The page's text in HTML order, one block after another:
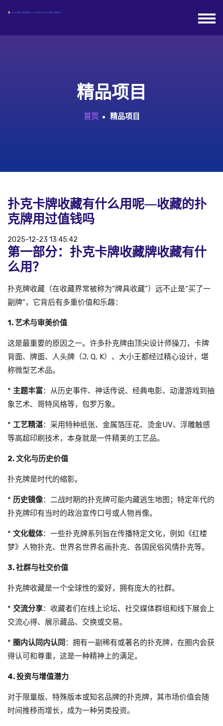
精品项目
首页 精品项目
扑克卡牌收藏有什么用呢—收藏的扑
克牌用过值钱吗
2025-12-23 13:45:42
第一部分：扑克卡牌收藏牌收藏有什
么用？
扑克牌收藏（在收藏界常被称为“牌具收藏”）远不止是“买了一
副牌”，它背后有多重价值和乐趣：
1. 艺术与审美价值
这是最重要的原因之一。许多扑克牌由顶尖设计师操刀，卡牌
背面、牌面、人头牌（J, Q, K）、大小王都经过精心设计，堪
称微型艺术品。
* 主题丰富：从历史事件、神话传说、经典电影、动漫游戏到抽
象艺术、哥特风格等，包罗万象。
* 工艺精湛：采用特种纸张、金属箔压花、烫金UV、浮雕触感
等高超印刷技术，本身就是一件精美的工艺品。
2. 文化与历史价值
扑克牌是时代的缩影。
* 历史镜像：二战时期的扑克牌可能内藏逃生地图；特定年代的
扑克牌印有当时的政治宣传口号或人物肖像。
* 文化载体：一些扑克牌系列旨在传播特定文化，例如《红楼
梦》人物扑克、世界名世界名画扑克、各国民俗风情扑克等。
3. 社群与社交价值
扑克牌收藏是一个全球性的爱好，拥有庞大的社群。
* 交流分享：收藏者们在线上论坛、社交媒体群组和线下展会上
交流心得、展示藏品、交换或交易。
* 圈内认同内认同 ：拥有一副稀有或著名的扑克牌，在圈内会获
得认可和尊重，这是一种精神上的满足。
4. 投资与增值潜力
对于限量版、特殊版本或知名品牌的扑克牌，其市场价值会随
时间推移而增长，成为一种另类投资。